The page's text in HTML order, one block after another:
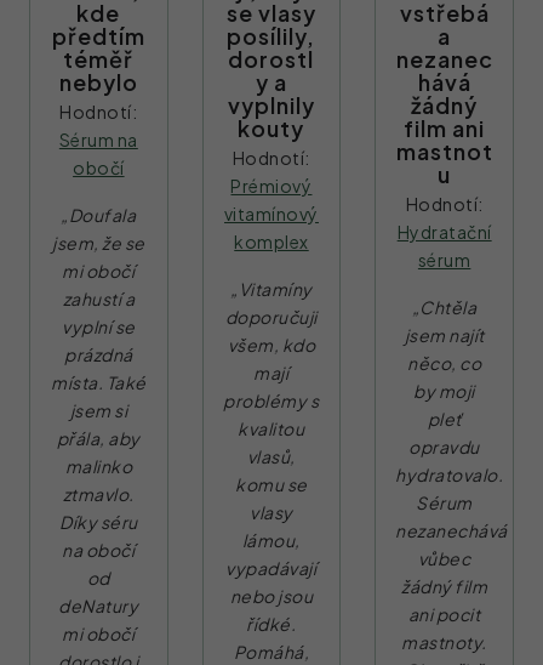
kde
předtím
téměř
nebylo
Hodnotí:
Sérum na
obočí
„Doufala
jsem, že se
mi obočí
zahustí a
vyplní se
prázdná
místa. Také
jsem si
přála, aby
malinko
ztmavlo.
Díky séru
na obočí
od
deNatury
mi obočí
se vlasy
posílily,
dorostl
y a
vyplnily
kouty
Hodnotí:
Prémiový
vitamínový
komplex
„Vitamíny
doporučuji
všem, kdo
mají
problémy s
kvalitou
vlasů,
komu se
vlasy
lámou,
vypadávají
nebo jsou
řídké.
Pomáhá,
vstřebá
a
nezanec
hává
žádný
film ani
mastnot
u
Hodnotí:
Hydratační
sérum
„Chtěla
jsem najít
něco, co
by moji
pleť
opravdu
hydratovalo.
Sérum
nezanechává
vůbec
žádný film
ani pocit
mastnoty.